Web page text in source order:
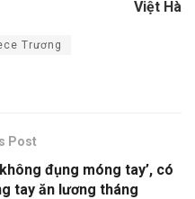
Việt Hà
Trương
Post
đụng móng tay’, có
tay ăn lương tháng